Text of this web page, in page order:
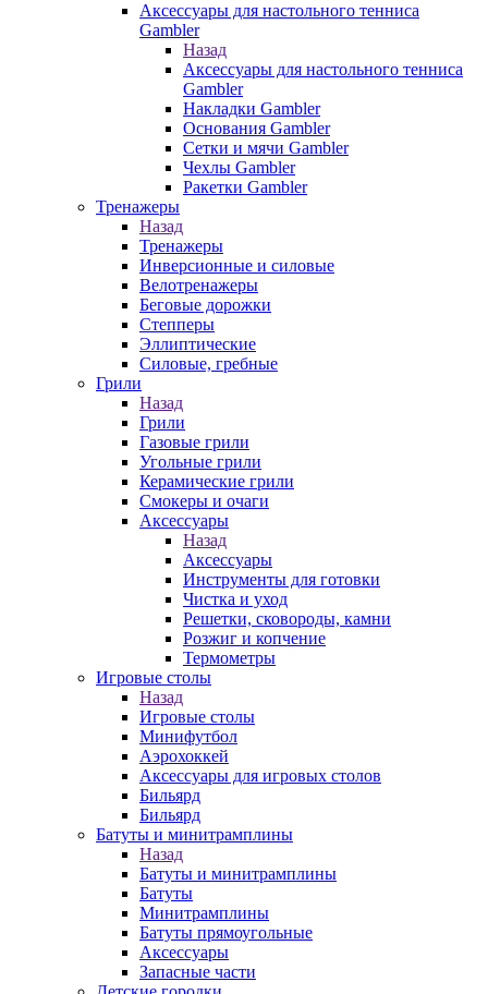
Аксессуары для настольного тенниса
Gambler
Назад
Аксессуары для настольного тенниса
Gambler
Накладки Gambler
Основания Gambler
Сетки и мячи Gambler
Чехлы Gambler
Ракетки Gambler
Тренажеры
Назад
Тренажеры
Инверсионные и силовые
Велотренажеры
Беговые дорожки
Степперы
Эллиптические
Силовые, гребные
Грили
Назад
Грили
Газовые грили
Угольные грили
Керамические грили
Смокеры и очаги
Аксессуары
Назад
Аксессуары
Инструменты для готовки
Чистка и уход
Решетки, сковороды, камни
Розжиг и копчение
Термометры
Игровые столы
Назад
Игровые столы
Минифутбол
Аэрохоккей
Аксессуары для игровых столов
Бильяpд
Бильяpд
Батуты и минитрамплины
Назад
Батуты и минитрамплины
Батуты
Минитрамплины
Батуты прямоугольные
Аксессуары
Запасные части